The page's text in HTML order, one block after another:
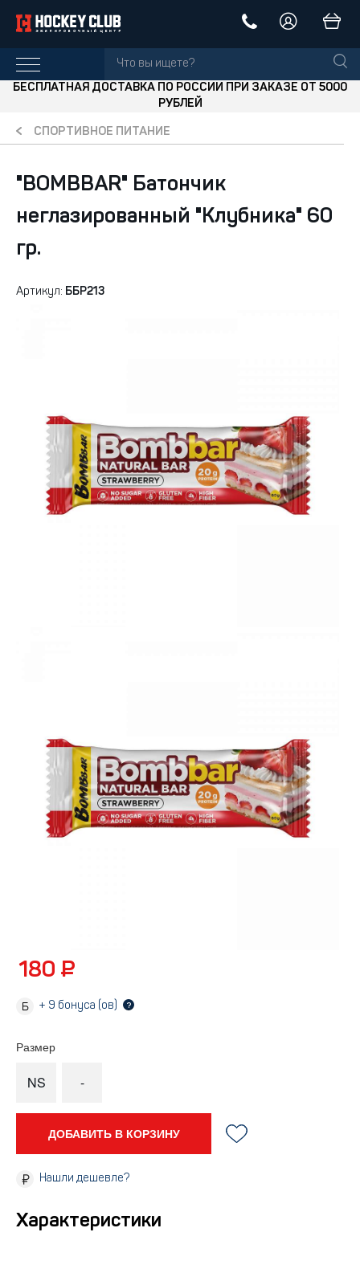
БЕСПЛАТНАЯ ДОСТАВКА ПО РОССИИ ПРИ ЗАКАЗЕ ОТ 5000
РУБЛЕЙ
СПОРТИВНОЕ ПИТАНИЕ
"BOMBBAR" Батончик
неглазированный "Клубника" 60
гр.
Артикул: ББР213
180 ₽
+ 9 бонуса (ов) ?
Размер
NS -
ДОБАВИТЬ В КОРЗИНУ
Нашли дешевле?
Характеристики